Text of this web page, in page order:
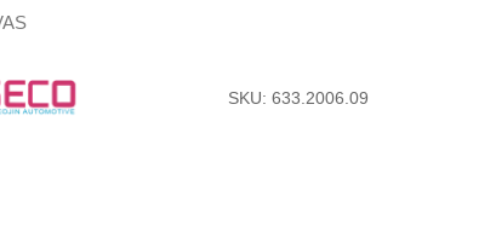
SKU: 633.2006.09